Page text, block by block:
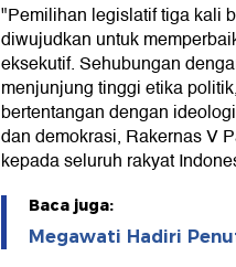
"Pemilihan legislatif tiga kali
diwujudkan untuk
eksekutif. Sehubungan
menjunjung tinggi etika
bertentangan dengan
dan demokrasi, Rakernas V
kepada seluruh rakyat
Baca juga:
Megawati Hadiri